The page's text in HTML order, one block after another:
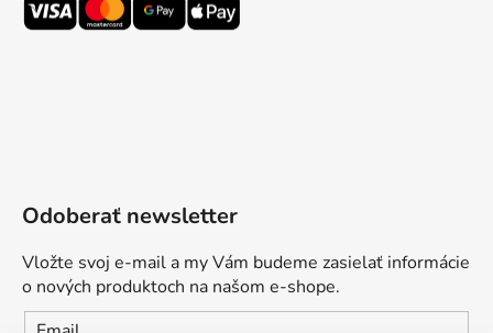
Odoberať newsletter
Vložte svoj e-mail a my Vám budeme zasielať informácie
o nových produktoch na našom e-shope.